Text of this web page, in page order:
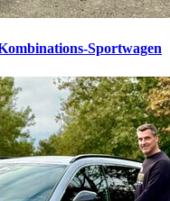
Sportwagen